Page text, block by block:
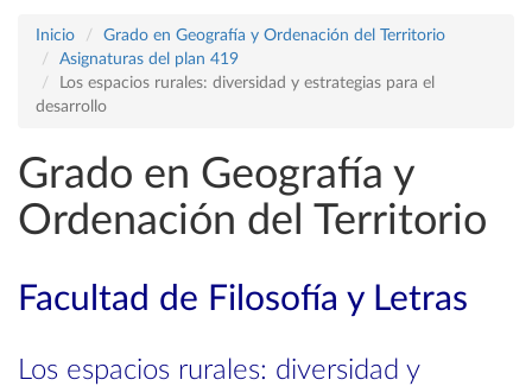
Inicio
Grado en Geografía y Ordenación del Territorio
Asignaturas del plan 419
Los espacios rurales: diversidad y estrategias para el
desarrollo
Grado en Geografía y
Ordenación del Territorio
Facultad de Filosofía y Letras
Los espacios rurales: diversidad y